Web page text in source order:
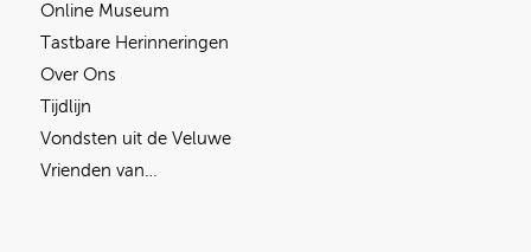
Online Museum
Tastbare Herinneringen
Over Ons
Tijdlijn
Vondsten uit de Veluwe
Vrienden van…